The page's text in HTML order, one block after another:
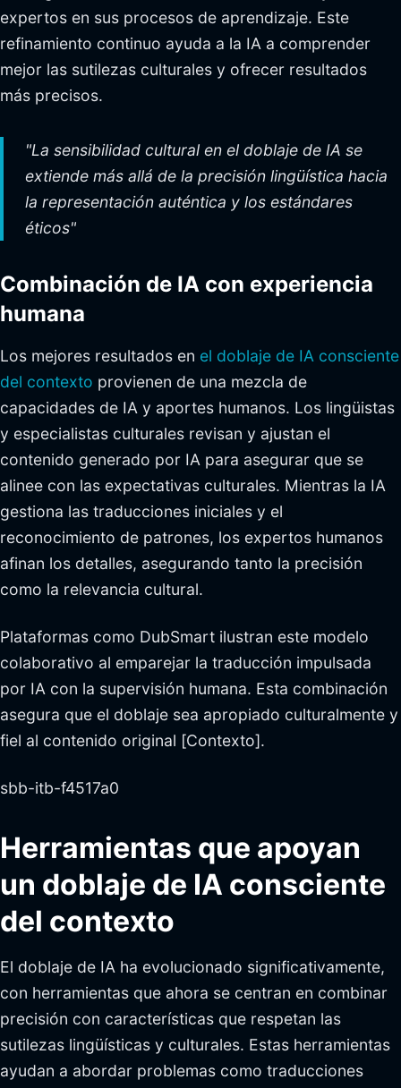
expertos en sus procesos de aprendizaje. Este
refinamiento continuo ayuda a la IA a comprender
mejor las sutilezas culturales y ofrecer resultados
más precisos.
"La sensibilidad cultural en el doblaje de IA se
extiende más allá de la precisión lingüística hacia
la representación auténtica y los estándares
éticos"
Combinación de IA con experiencia
humana
Los mejores resultados en el doblaje de IA consciente
del contexto provienen de una mezcla de
capacidades de IA y aportes humanos. Los lingüistas
y especialistas culturales revisan y ajustan el
contenido generado por IA para asegurar que se
alinee con las expectativas culturales. Mientras la IA
gestiona las traducciones iniciales y el
reconocimiento de patrones, los expertos humanos
afinan los detalles, asegurando tanto la precisión
como la relevancia cultural.
Plataformas como DubSmart ilustran este modelo
colaborativo al emparejar la traducción impulsada
por IA con la supervisión humana. Esta combinación
asegura que el doblaje sea apropiado culturalmente y
fiel al contenido original [Contexto].
sbb-itb-f4517a0
Herramientas que apoyan
un doblaje de IA consciente
del contexto
El doblaje de IA ha evolucionado significativamente,
con herramientas que ahora se centran en combinar
precisión con características que respetan las
sutilezas lingüísticas y culturales. Estas herramientas
ayudan a abordar problemas como traducciones